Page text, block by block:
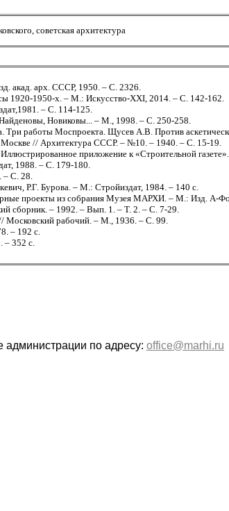
советская архитектура
акад. арх. СССР, 1950. – С. 2326.
1920-1950-х. – М.: Искусство-ХХI, 2014. – C. 142-162.
– С. 114-125.
Новиковы... – М., 1998. – С. 250-258.
работы Моспроекта. Щусев А.В. Против
// Архитектура СССР. – №10. – 1940. – С. 15-19.
приложение к «Строительной
1988. – С. 179-180.
– С. 28.
Р.Г. Бурова. – М.: Стройиздат, 1984. – 140 c.
проекты из собрания Музея МАРХИ. – М.: Изд. А-
сборник. – 1992. – Вып. 1. – Т. 2. – С. 7-29.
Московский рабочий. – М., 1936. – С. 99.
– 192 c.
– 352 с.
по адресу: office@marhi.ru